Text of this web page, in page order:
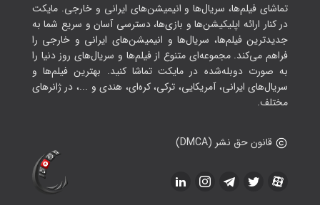
تماشای فیلم‌ها، سریال‌ها و انیمیشن‌های ایرانی و خارجی. مایکت
در کنار ارائه اپلیکیشن‌ها و بازی‌ها، دسترسی آسان و سریع شما به
جدیدترین فیلم‌ها، سریال‌ها و انیمیشن‌های ایرانی و خارجی را
فراهم می‌کند. مجموعه‌ای متنوع از فیلم‌ها و سریال‌های روز دنیا را
به صورت دوبله‌شده در مایکت تماشا کنید. بهترین فیلم‌ها و
سریال‌های ایرانی، آمریکایی، ترکی، کره‌ای، هندی و ...، در ژانرهای
مختلف.
قانون حق نشر (DMCA)